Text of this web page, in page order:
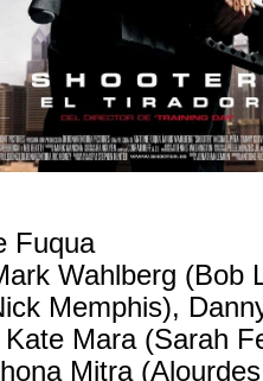
Fuqua
Wahlberg (Bob
Memphis),
Mara (Sarah
Mitra